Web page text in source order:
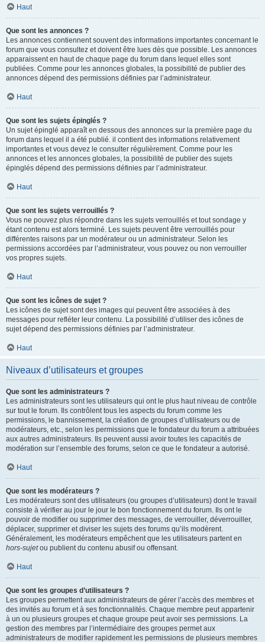
Haut
Que sont les annonces ?
Les annonces contiennent souvent des informations importantes concernant le
forum que vous consultez et doivent être lues dès que possible. Les annonces
apparaissent en haut de chaque page du forum dans lequel elles sont
publiées. Comme pour les annonces globales, la possibilité de publier des
annonces dépend des permissions définies par l’administrateur.
Haut
Que sont les sujets épinglés ?
Un sujet épinglé apparaît en dessous des annonces sur la première page du
forum dans lequel il a été publié. il contient des informations relativement
importantes et vous devez le consulter régulièrement. Comme pour les
annonces et les annonces globales, la possibilité de publier des sujets
épinglés dépend des permissions définies par l’administrateur.
Haut
Que sont les sujets verrouillés ?
Vous ne pouvez plus répondre dans les sujets verrouillés et tout sondage y
étant contenu est alors terminé. Les sujets peuvent être verrouillés pour
différentes raisons par un modérateur ou un administrateur. Selon les
permissions accordées par l’administrateur, vous pouvez ou non verrouiller
vos propres sujets.
Haut
Que sont les icônes de sujet ?
Les icônes de sujet sont des images qui peuvent être associées à des
messages pour refléter leur contenu. La possibilité d’utiliser des icônes de
sujet dépend des permissions définies par l’administrateur.
Haut
Niveaux d’utilisateurs et groupes
Que sont les administrateurs ?
Les administrateurs sont les utilisateurs qui ont le plus haut niveau de contrôle
sur tout le forum. Ils contrôlent tous les aspects du forum comme les
permissions, le bannissement, la création de groupes d’utilisateurs ou de
modérateurs, etc., selon les permissions que le fondateur du forum a attribuées
aux autres administrateurs. Ils peuvent aussi avoir toutes les capacités de
modération sur l’ensemble des forums, selon ce que le fondateur a autorisé.
Haut
Que sont les modérateurs ?
Les modérateurs sont des utilisateurs (ou groupes d’utilisateurs) dont le travail
consiste à vérifier au jour le jour le bon fonctionnement du forum. Ils ont le
pouvoir de modifier ou supprimer des messages, de verrouiller, déverrouiller,
déplacer, supprimer et diviser les sujets des forums qu’ils modèrent.
Généralement, les modérateurs empêchent que les utilisateurs partent en
hors-sujetou publient du contenu abusif ou offensant.
Haut
Que sont les groupes d’utilisateurs ?
Les groupes permettent aux administrateurs de gérer l’accès des membres et
des invités au forum et à ses fonctionnalités. Chaque membre peut appartenir
à un ou plusieurs groupes et chaque groupe peut avoir ses permissions. La
gestion des membres par l’intermédiaire des groupes permet aux
administrateurs de modifier rapidement les permissions de plusieurs membres